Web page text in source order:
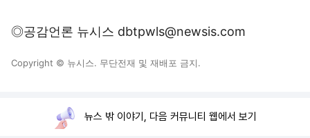
◎공감언론 뉴시스 dbtpwls@newsis.com
Copyright © 뉴시스. 무단전재 및 재배포 금지.
뉴스 밖 이야기, 다음 커뮤니티 웹에서 보기